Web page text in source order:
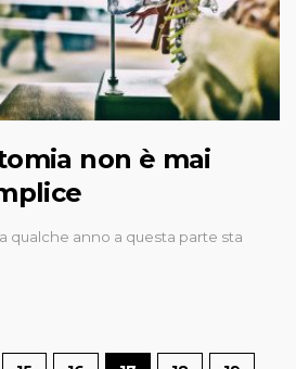
non è mai
qualche anno a questa parte sta